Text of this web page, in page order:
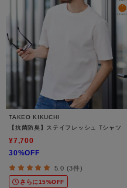
TAKEO KIKUCHI
【抗菌防臭】ステイフレッシュ Tシャツ
¥7,700
30%OFF
5.0 (3件)
さらに15%OFF